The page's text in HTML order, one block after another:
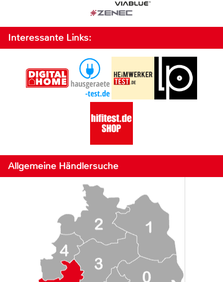
Interessante Links:
Allgemeine Händlersuche